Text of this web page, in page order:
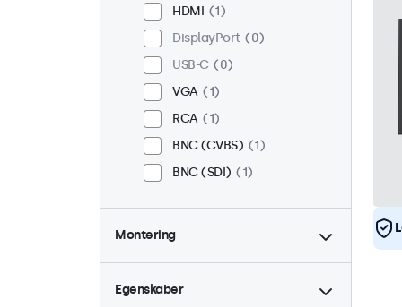
HDMI
1
DisplayPort
0
USB-C
0
VGA
1
RCA
1
BNC (CVBS)
1
BNC (SDI)
1
Montering
Skrivebord
2
Væg
Egenskaber